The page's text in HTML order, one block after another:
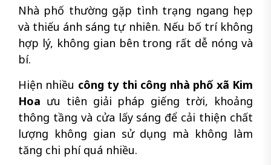
Nhà phố thường gặp tình trạng ngang hẹp
và thiếu ánh sáng tự nhiên. Nếu bố trí không
hợp lý, không gian bên trong rất dễ nóng và
bí.
Hiện nhiều công ty thi công nhà phố xã Kim
Hoa ưu tiên giải pháp giếng trời, khoảng
thông tầng và cửa lấy sáng để cải thiện chất
lượng không gian sử dụng mà không làm
tăng chi phí quá nhiều.